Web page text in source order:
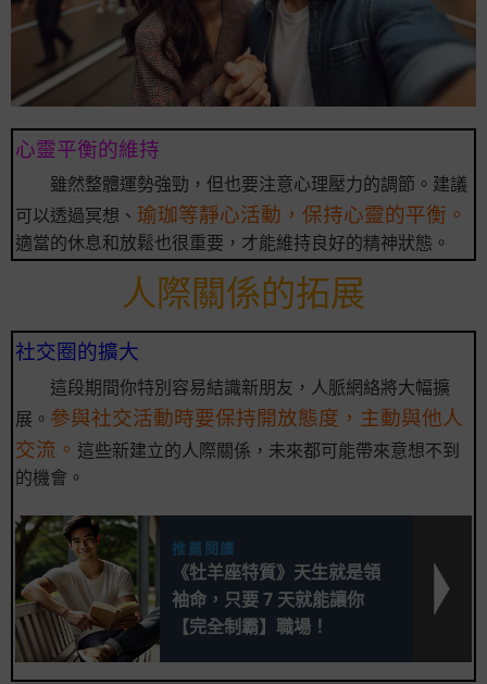
心靈平衡的維持
雖然整體運勢強勁，但也要注意心理壓力的調節。建議
可以透過冥想、 瑜珈等靜心活動，保持心靈的平衡。
適當的休息和放鬆也很重要，才能維持良好的精神狀態。
人際關係的拓展
社交圈的擴大
這段期間你特別容易結識新朋友，人脈網絡將大幅擴
展。 參與社交活動時要保持開放態度，主動與他人
交流。 這些新建立的人際關係，未來都可能帶來意想不到
的機會。
推薦閱讀
《牡羊座特質》天生就是領
袖命，只要 7 天就能讓你
【完全制霸】職場！